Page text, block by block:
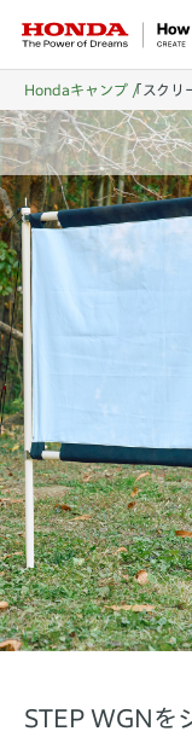
Hondaキャンプ 「スク
STEP WGNを